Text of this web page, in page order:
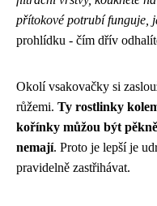
přítokové potrubí funguje,
prohlídku - čím dřív
Okolí vsakovačky si
růžemi. Ty rostlinky
kořínky můžou být
nemají. Proto je lepší je
pravidelně zastřihávat.